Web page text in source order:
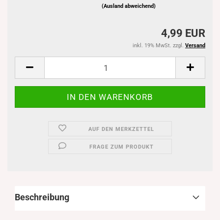
(Ausland abweichend)
4,99 EUR
inkl. 19% MwSt. zzgl. Versand
AUF DEN MERKZETTEL
FRAGE ZUM PRODUKT
Beschreibung